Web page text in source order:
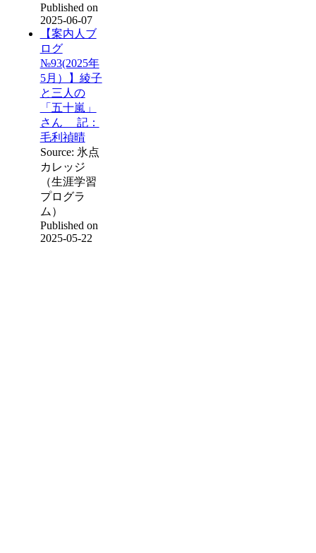
Published on
2025-06-07
【案内人ブ
ログ
№93(2025年
5月）】綾子
と三人の
「五十嵐」
さん 記：
毛利禎晴
Source: 氷点
カレッジ
（生涯学習
プログラ
ム）
Published on
2025-05-22